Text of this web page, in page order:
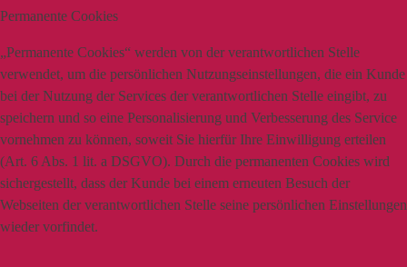
Permanente Cookies
„Permanente Cookies“ werden von der verantwortlichen Stelle
verwendet, um die persönlichen Nutzungseinstellungen, die ein Kunde
bei der Nutzung der Services der verantwortlichen Stelle eingibt, zu
speichern und so eine Personalisierung und Verbesserung des Service
vornehmen zu können, soweit Sie hierfür Ihre Einwilligung erteilen
(Art. 6 Abs. 1 lit. a DSGVO). Durch die permanenten Cookies wird
sichergestellt, dass der Kunde bei einem erneuten Besuch der
Webseiten der verantwortlichen Stelle seine persönlichen Einstellungen
wieder vorfindet.